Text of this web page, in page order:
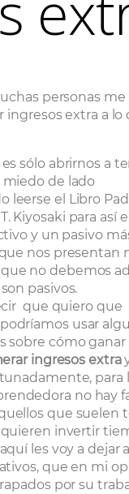
personas me
extra a lo
sólo abrirnos a
de lado
leerse el Libro
Kiyosaki para así
y un pasivo
nos presentan
no debemos
pasivos.
que quiero que
usar
sobre cómo
ingresos extra
para
no hay
que suelen
invertir
les voy a dejar
que en mi
por su